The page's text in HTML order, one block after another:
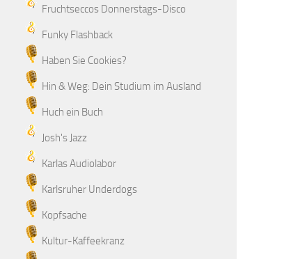
Fruchtseccos Donnerstags-Disco
Funky Flashback
Haben Sie Cookies?
Hin & Weg: Dein Studium im Ausland
Huch ein Buch
Josh's Jazz
Karlas Audiolabor
Karlsruher Underdogs
Kopfsache
Kultur-Kaffeekranz